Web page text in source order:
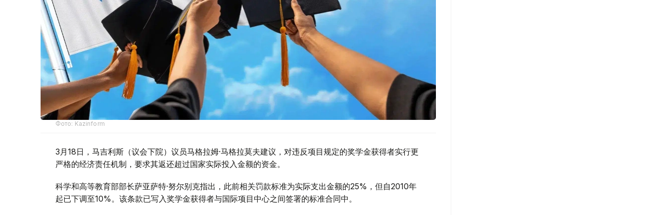
Фото: Kazinform
3月18日，马吉利斯（议会下院）议员马格拉姆·马格拉莫夫建议，对违反项目规定的奖学金获得者实行更
严格的经济责任机制，要求其返还超过国家实际投入金额的资金。
科学和高等教育部部长萨亚萨特·努尔别克指出，此前相关罚款标准为实际支出金额的25%，但自2010年
起已下调至10%。该条款已写入奖学金获得者与国际项目中心之间签署的标准合同中。